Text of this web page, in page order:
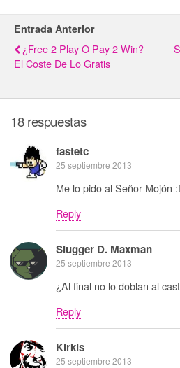
Entrada Anterior
¿Free 2 Play O Pay 2 Win?
El Coste De Lo Gratis
18 respuestas
fastetc
25 septiembre 2013
Me lo pido al Señor Mojón
Reply
Slugger D. Maxman
25 septiembre 2013
¿Al final no lo doblan al
Reply
Kirkis
25 septiembre 2013